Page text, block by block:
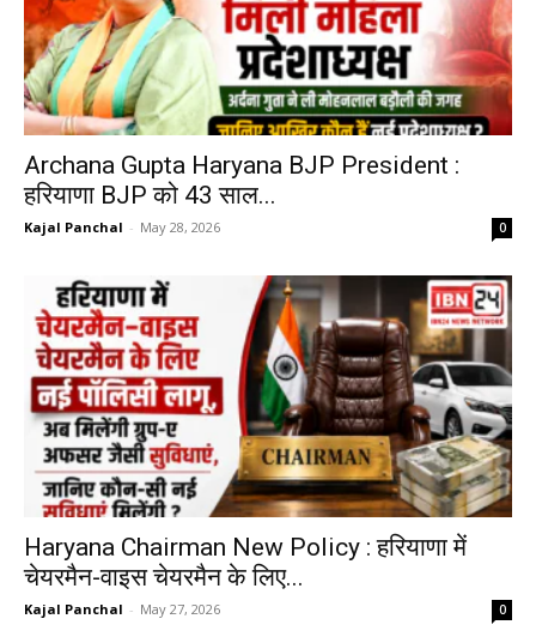
Archana Gupta Haryana BJP President :
हरियाणा BJP को 43 साल...
Kajal Panchal - May 28, 2026 0
Haryana Chairman New Policy : हरियाणा में
चेयरमैन-वाइस चेयरमैन के लिए...
Kajal Panchal - May 27, 2026 0